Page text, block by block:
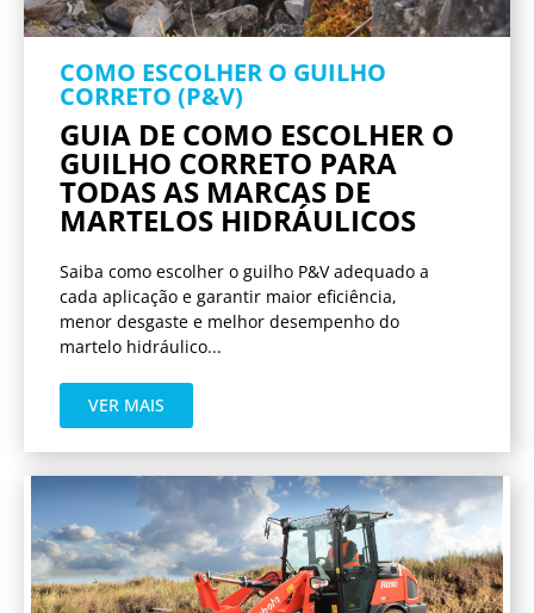
COMO ESCOLHER O GUILHO
CORRETO (P&V)
GUIA DE COMO ESCOLHER O
GUILHO CORRETO PARA
TODAS AS MARCAS DE
MARTELOS HIDRÁULICOS
Saiba como escolher o guilho P&V adequado a
cada aplicação e garantir maior eficiência,
menor desgaste e melhor desempenho do
martelo hidráulico...
VER MAIS